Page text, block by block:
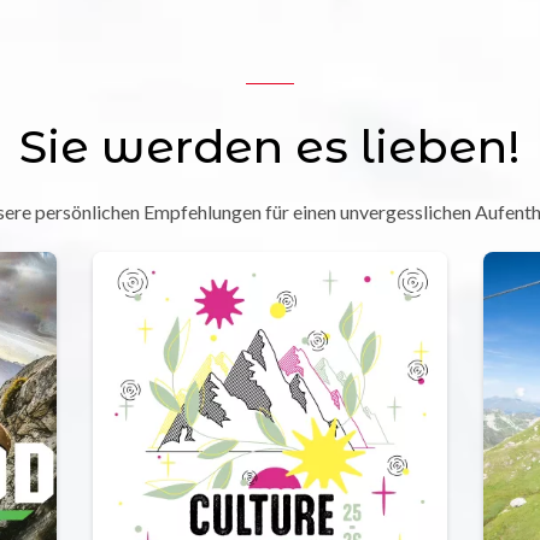
Sie werden es lieben!
persönlichen Empfehlungen für einen unvergesslichen